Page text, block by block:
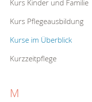
Kurs Kinder und Familie
Kurs Pflegeausbildung
Kurse im Überblick
Kurzzeitpflege
M